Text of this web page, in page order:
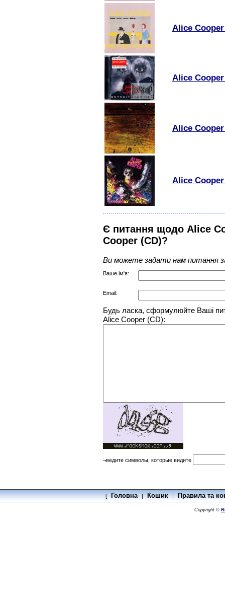
Alice
Alice
Alice
Alice
Є питання щодо Alice
Cooper (CD)?
Ви можете задати нам питання
Ваше ім'я:
Email:
Будь ласка, сформулюйте Ваші
Alice Cooper (CD):
¬ведите символы, которые видите
[ Головна | Кошик | Правила та
Copyright ©